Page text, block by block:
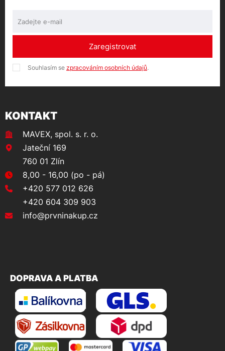
Zaregistrovat
Souhlasím se zpracováním osobních údajů.
KONTAKT
MAVEX, spol. s. r. o.
Jateční 169
760 01 Zlín
8,00 - 16,00 (po - pá)
+420 577 012 626
+420 604 309 903
info@prvninakup.cz
DOPRAVA A PLATBA